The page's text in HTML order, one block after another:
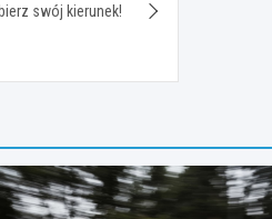
swój kierunek!